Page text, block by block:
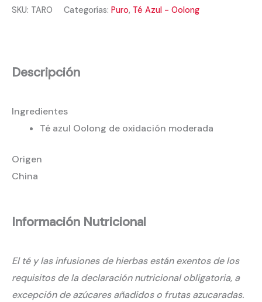
SKU: TARO Categorías: Puro, Té Azul - Oolong
Descripción
Ingredientes
Té azul Oolong de oxidación moderada
Origen
China
Información Nutricional
El té y las infusiones de hierbas están exentos de los
requisitos de la declaración nutricional obligatoria, a
excepción de azúcares añadidos o frutas azucaradas.